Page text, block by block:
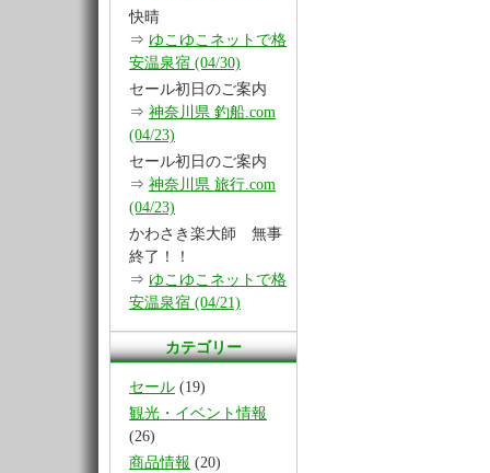
快晴
⇒ ゆこゆこネットで格
安温泉宿 (04/30)
セール初日のご案内
⇒ 神奈川県 釣船.com
(04/23)
セール初日のご案内
⇒ 神奈川県 旅行.com
(04/23)
かわさき楽大師 無事
終了！！
⇒ ゆこゆこネットで格
安温泉宿 (04/21)
カテゴリー
セール (19)
観光・イベント情報
(26)
商品情報 (20)